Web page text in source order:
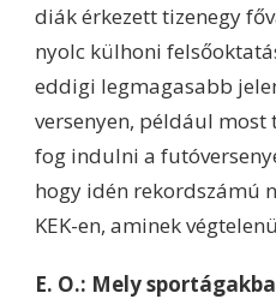
diák érkezett tizenegy
nyolc külhoni
eddigi legmagasabb
versenyen, például
fog indulni a
hogy idén rekordszámú
KEK-en, aminek
E. O.: Mely